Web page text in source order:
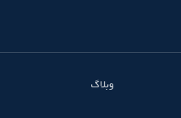
وبلاگ